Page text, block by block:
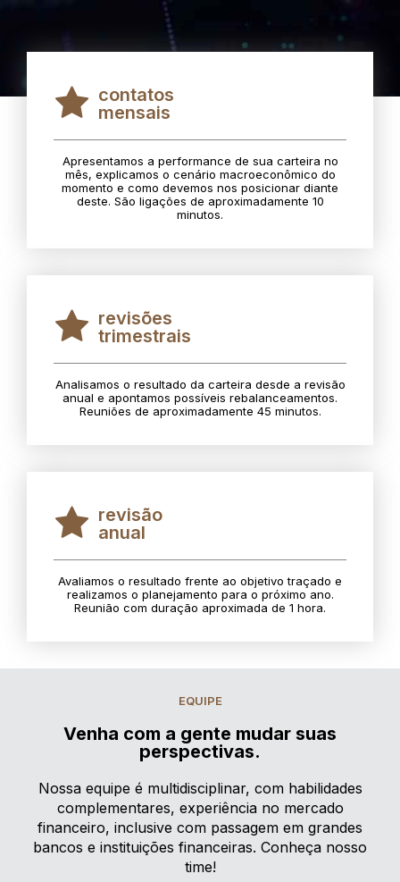
contatos
mensais
Apresentamos a performance de sua carteira no
mês, explicamos o cenário macroeconômico do
momento e como devemos nos posicionar diante
deste. São ligações de aproximadamente 10
minutos.
revisões
trimestrais
Analisamos o resultado da carteira desde a revisão
anual e apontamos possíveis rebalanceamentos.
Reuniões de aproximadamente 45 minutos.
revisão
anual
Avaliamos o resultado frente ao objetivo traçado e
realizamos o planejamento para o próximo ano.
Reunião com duração aproximada de 1 hora.
EQUIPE
Venha com a gente mudar suas
perspectivas.
Nossa equipe é multidisciplinar, com habilidades
complementares, experiência no mercado
financeiro, inclusive com passagem em grandes
bancos e instituições financeiras. Conheça nosso
time!